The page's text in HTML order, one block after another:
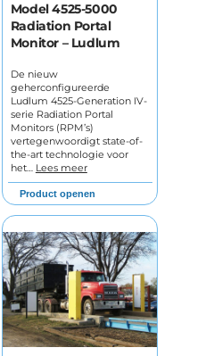
Model 4525-5000
Radiation Portal
Monitor – Ludlum
De nieuw
geherconfigureerde
Ludlum 4525-Generation IV-
serie Radiation Portal
Monitors (RPM’s)
vertegenwoordigt state-of-
the-art technologie voor
het… Lees meer
Product openen